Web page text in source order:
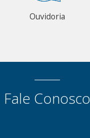
Ouvidoria
Fale Conosco